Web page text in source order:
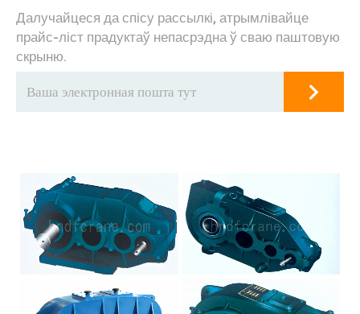
Далучайцеся да спісу рассылкі, атрымлівайце
прайс-ліст прадуктаў непасрэдна ў сваю паштовую
скрыню.